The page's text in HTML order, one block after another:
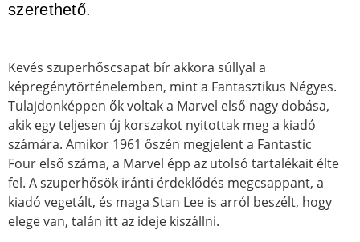
szerethető.
Kevés szuperhőscsapat bír akkora súllyal a
képregénytörténelemben, mint a Fantasztikus Négyes.
Tulajdonképpen ők voltak a Marvel első nagy dobása,
akik egy teljesen új korszakot nyitottak meg a kiadó
számára. Amikor 1961 őszén megjelent a Fantastic
Four első száma, a Marvel épp az utolsó tartalékait élte
fel. A szuperhősök iránti érdeklődés megcsappant, a
kiadó vegetált, és maga Stan Lee is arról beszélt, hogy
elege van, talán itt az ideje kiszállni.